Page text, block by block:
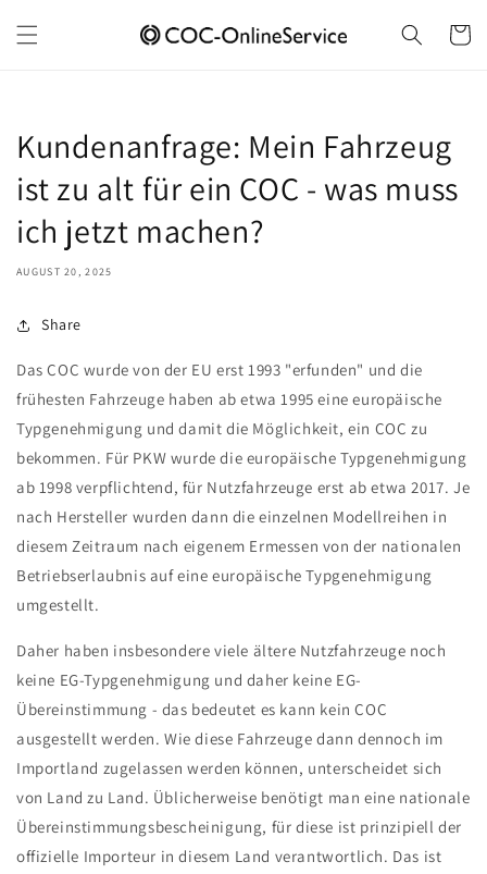
content
Cart
Kundenanfrage: Mein Fahrzeug
ist zu alt für ein COC - was muss
ich jetzt machen?
AUGUST 20, 2025
Share
Das COC wurde von der EU erst 1993 "erfunden" und die
frühesten Fahrzeuge haben ab etwa 1995 eine europäische
Typgenehmigung und damit die Möglichkeit, ein COC zu
bekommen. Für PKW wurde die europäische Typgenehmigung
ab 1998 verpflichtend, für Nutzfahrzeuge erst ab etwa 2017. Je
nach Hersteller wurden dann die einzelnen Modellreihen in
diesem Zeitraum nach eigenem Ermessen von der nationalen
Betriebserlaubnis auf eine europäische Typgenehmigung
umgestellt.
Daher haben insbesondere viele ältere Nutzfahrzeuge noch
keine EG-Typgenehmigung und daher keine EG-
Übereinstimmung - das bedeutet es kann kein COC
ausgestellt werden. Wie diese Fahrzeuge dann dennoch im
Importland zugelassen werden können, unterscheidet sich
von Land zu Land. Üblicherweise benötigt man eine nationale
Übereinstimmungsbescheinigung, für diese ist prinzipiell der
offizielle Importeur in diesem Land verantwortlich. Das ist